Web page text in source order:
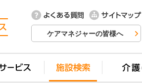
ケアマネジャーの皆様へ